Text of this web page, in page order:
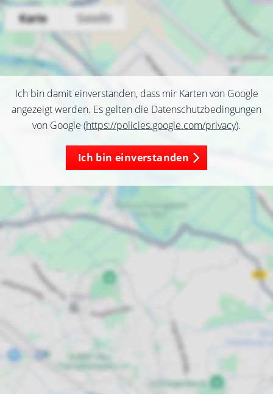
Ich bin damit einverstanden, dass mir Karten von Google
angezeigt werden. Es gelten die Datenschutzbedingungen
von Google (https://policies.google.com/privacy).
Ich bin einverstanden